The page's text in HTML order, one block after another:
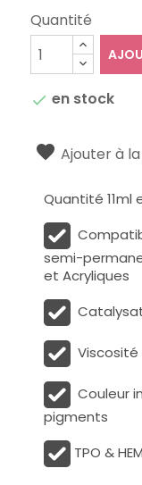
Quantité
 en stock
Ajouter à
Quantité 11ml
semi-
et Acryliques
Couleur
pigments
TPO &